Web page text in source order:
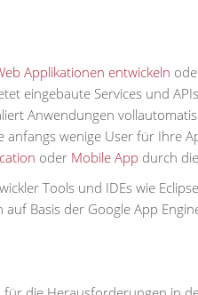
Applikationen entwickeln
eingebaute Services und
Anwendungen
anfangs wenige User für Ihre
oder Mobile App durch
Tools und IDEs wie
Basis der Google App